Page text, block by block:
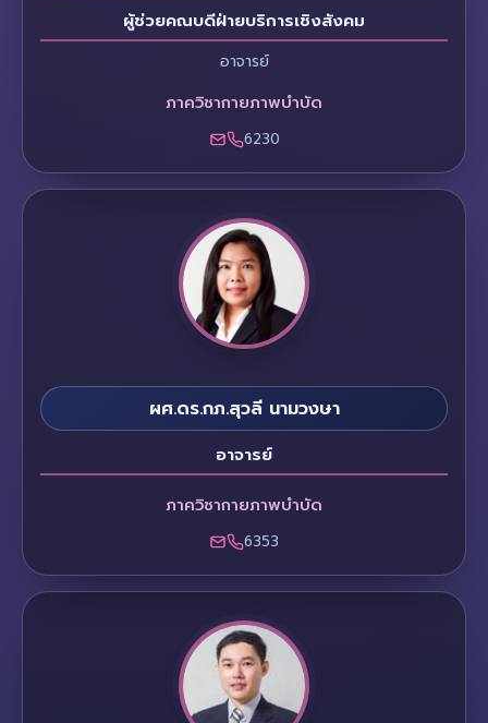
ผู้ช่วยคณบดีฝ่ายบริการเชิงสังคม
อาจารย์
ภาควิชากายภาพบำบัด
6230
ผศ.ดร.กภ.สุวลี นามวงษา
อาจารย์
ภาควิชากายภาพบำบัด
6353